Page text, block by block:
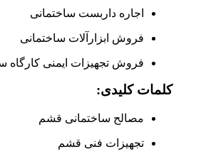
اجاره داربست ساختمانی
فروش ابزارآلات ساختمانی
فروش تجهیزات ایمنی کارگاه
کلمات کلیدی:
مصالح ساختمانی قشم
تجهیزات فنی قشم